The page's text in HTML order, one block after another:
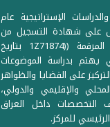
الإستراتيجية عام
وحصل على شهادة التسجيل من
دائرة المنظمات غير الحكومية المرقمة ((1Z71874 بتاريخ
بحثي يهتم بدراسة الموضوعات
على القضايا والظواهر
والإقليمي والدولي،
التخصصات داخل العراق
للمركز.